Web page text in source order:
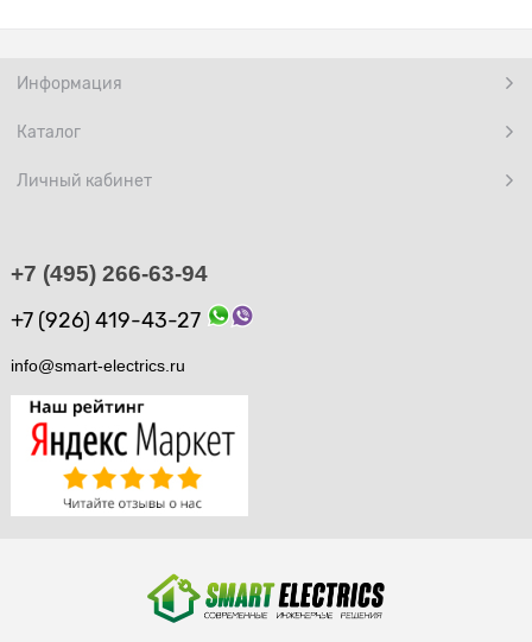
Информация
Каталог
Личный кабинет
+7 (495) 266-63-94
+7 (926) 419-43-27
info@smart-electrics.ru